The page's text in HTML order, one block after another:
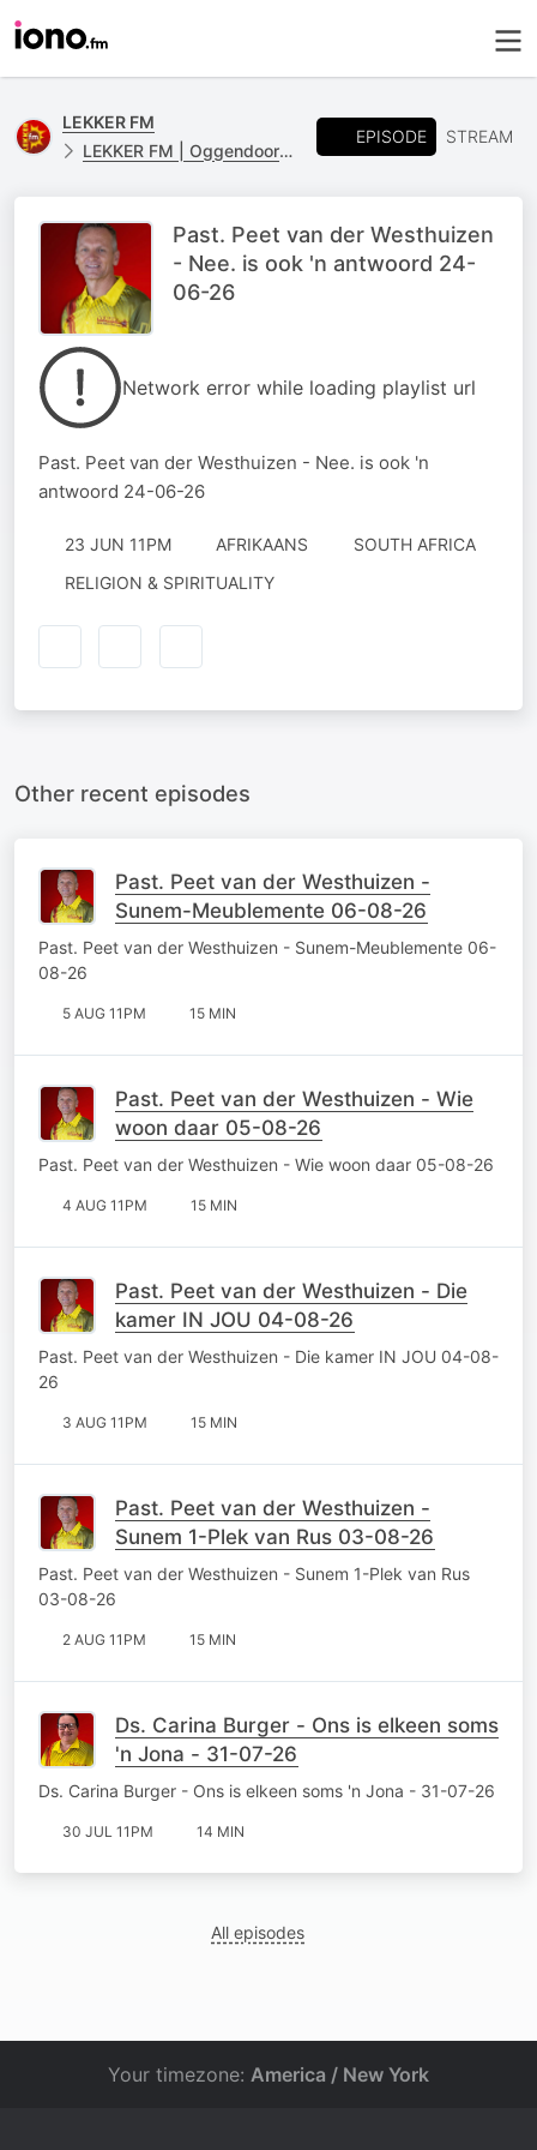
LEKKER FM
LEKKER FM | Oggendoordenkings
EPISODE STREAM
Past. Peet van der Westhuizen
- Nee. is ook 'n antwoord 24-
06-26
Network error while loading playlist url
Past. Peet van der Westhuizen - Nee. is ook 'n
antwoord 24-06-26
23 JUN 11PM AFRIKAANS
SOUTH AFRICA
RELIGION & SPIRITUALITY
Other recent episodes
Past. Peet van der Westhuizen -
Sunem-Meublemente 06-08-26
Past. Peet van der Westhuizen - Sunem-Meublemente 06-
08-26
5 AUG 11PM 15 MIN
Past. Peet van der Westhuizen - Wie
woon daar 05-08-26
Past. Peet van der Westhuizen - Wie woon daar 05-08-26
4 AUG 11PM 15 MIN
Past. Peet van der Westhuizen - Die
kamer IN JOU 04-08-26
Past. Peet van der Westhuizen - Die kamer IN JOU 04-08-
26
3 AUG 11PM 15 MIN
Past. Peet van der Westhuizen -
Sunem 1-Plek van Rus 03-08-26
Past. Peet van der Westhuizen - Sunem 1-Plek van Rus
03-08-26
2 AUG 11PM 15 MIN
Ds. Carina Burger - Ons is elkeen soms
'n Jona - 31-07-26
Ds. Carina Burger - Ons is elkeen soms 'n Jona - 31-07-26
30 JUL 11PM 14 MIN
All episodes
Your timezone: America / New York